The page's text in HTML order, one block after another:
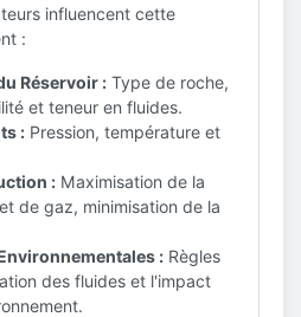
influencent cette
:
Réservoir : Type de roche,
et teneur en fluides.
: Pression, température et
: Maximisation de la
de gaz, minimisation de la
: Règles
des fluides et l'impact